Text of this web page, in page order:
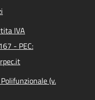
IVA
- PEC:
(v.